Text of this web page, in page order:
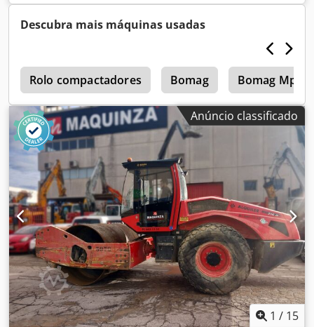
Descubra mais máquinas usadas
Rolo compactadores Bomag Bomag Mph
Anúncio classificado
1 / 15